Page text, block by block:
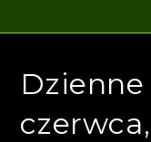
Dzienne